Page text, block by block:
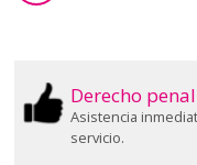
Derecho penal
Asistencia
servicio.